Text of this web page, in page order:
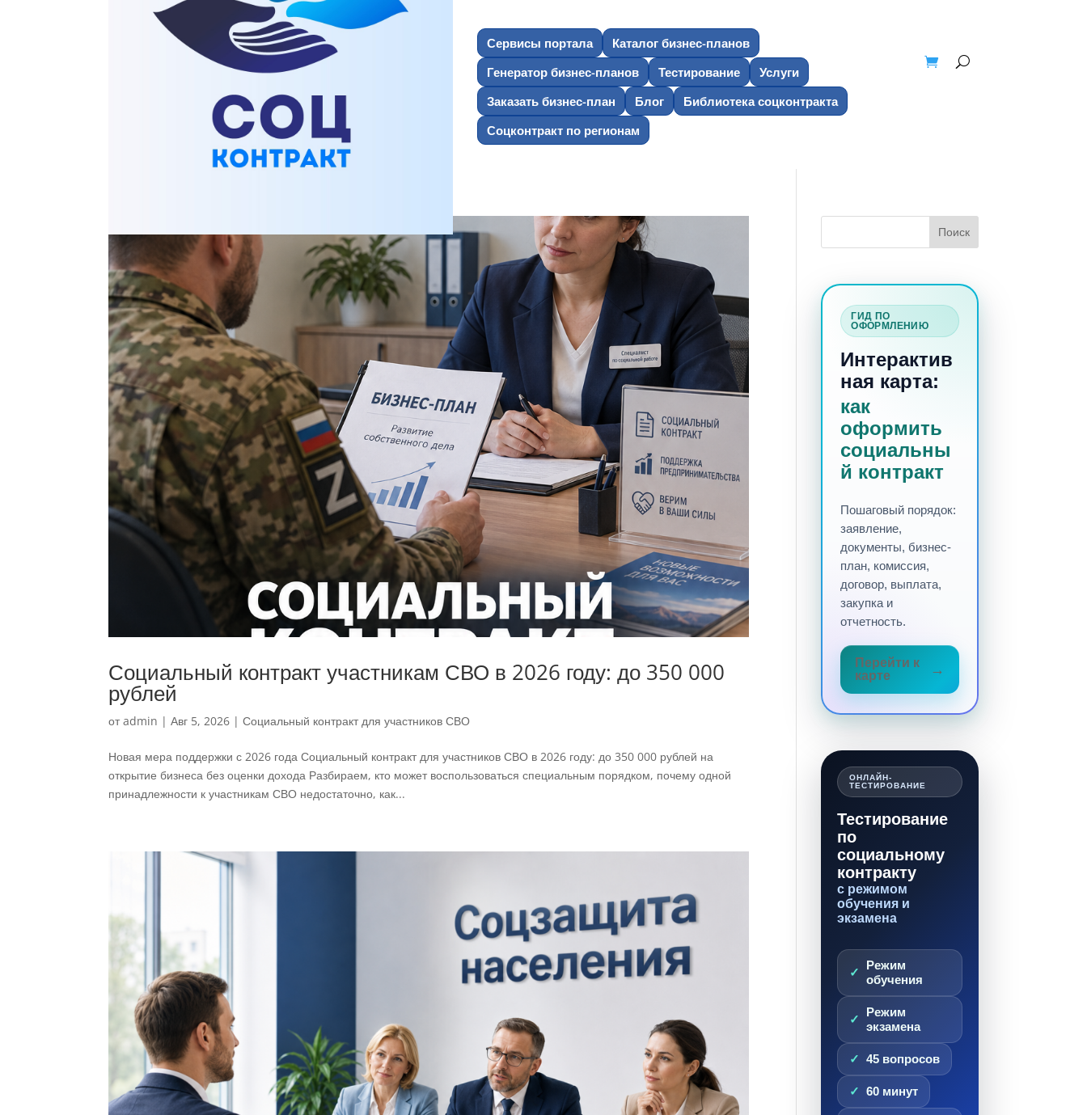
Сервисы портала
Каталог бизнес-планов
Генератор бизнес-планов
Тестирование
Услуги
Заказать бизнес-план
Блог
Библиотека соцконтракта
Соцконтракт по регионам
Социальный контракт участникам СВО в 2026 году: до 350 000
рублей
отadmin |Авг 5, 2026 |Социальный контракт для участников СВО
Новая мера поддержки с 2026 года Социальный контракт для участников СВО в 2026 году: до 350 000 рублей на
открытие бизнеса без оценки дохода Разбираем, кто может воспользоваться специальным порядком, почему одной
принадлежности к участникам СВО недостаточно, как...
ГИД ПО
ОФОРМЛЕНИЮ
Интерактив
ная карта:
как
оформить
социальны
й контракт
Пошаговый порядок:
заявление,
документы, бизнес-
план, комиссия,
договор, выплата,
закупка и
отчетность.
Перейти к
карте
ОНЛАЙН-
ТЕСТИРОВАНИЕ
Тестирование
по
социальному
контракту
с режимом
обучения и
экзамена
Режим
обучения
Режим
экзамена
45 вопросов
60 минут